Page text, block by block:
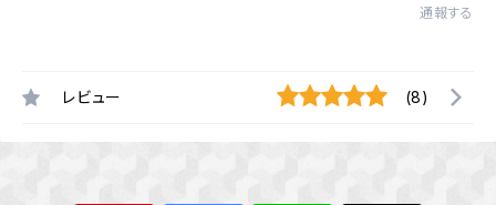
通報する
レビュー (8)